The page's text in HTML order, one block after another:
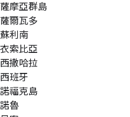
薩摩亞群島
薩爾瓦多
蘇利南
衣索比亞
西撒哈拉
西班牙
諾福克島
諾魯